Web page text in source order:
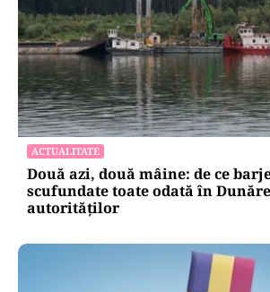
ACTUALITATE
Două azi, două mâine: de ce
scufundate toate odată în
autorităților